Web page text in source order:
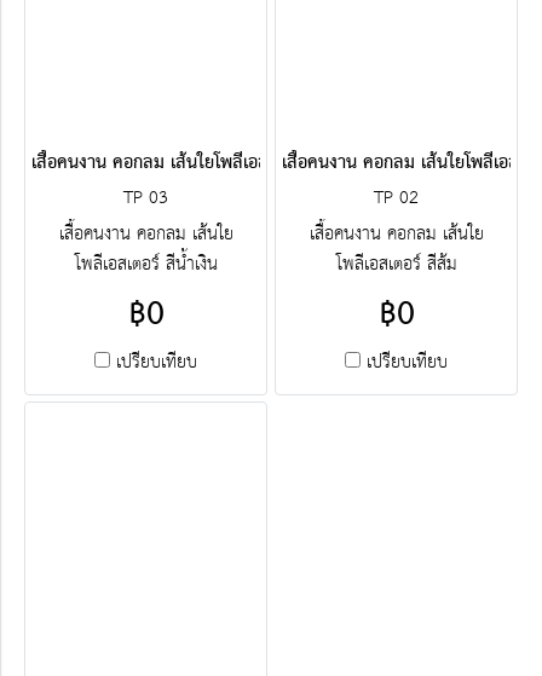
เสื้อคนงาน คอกลม เส้นใยโพลีเอสเตอร์ สีน้ำเงิน
TP 03
เสื้อคนงาน คอกลม เส้นใย
โพลีเอสเตอร์ สีน้ำเงิน
฿0
เปรียบเทียบ
เสื้อคนงาน คอกลม เส้นใยโพลีเอสเ
TP 02
เสื้อคนงาน คอกลม เส้นใย
โพลีเอสเตอร์ สีส้ม
฿0
เปรียบเทียบ